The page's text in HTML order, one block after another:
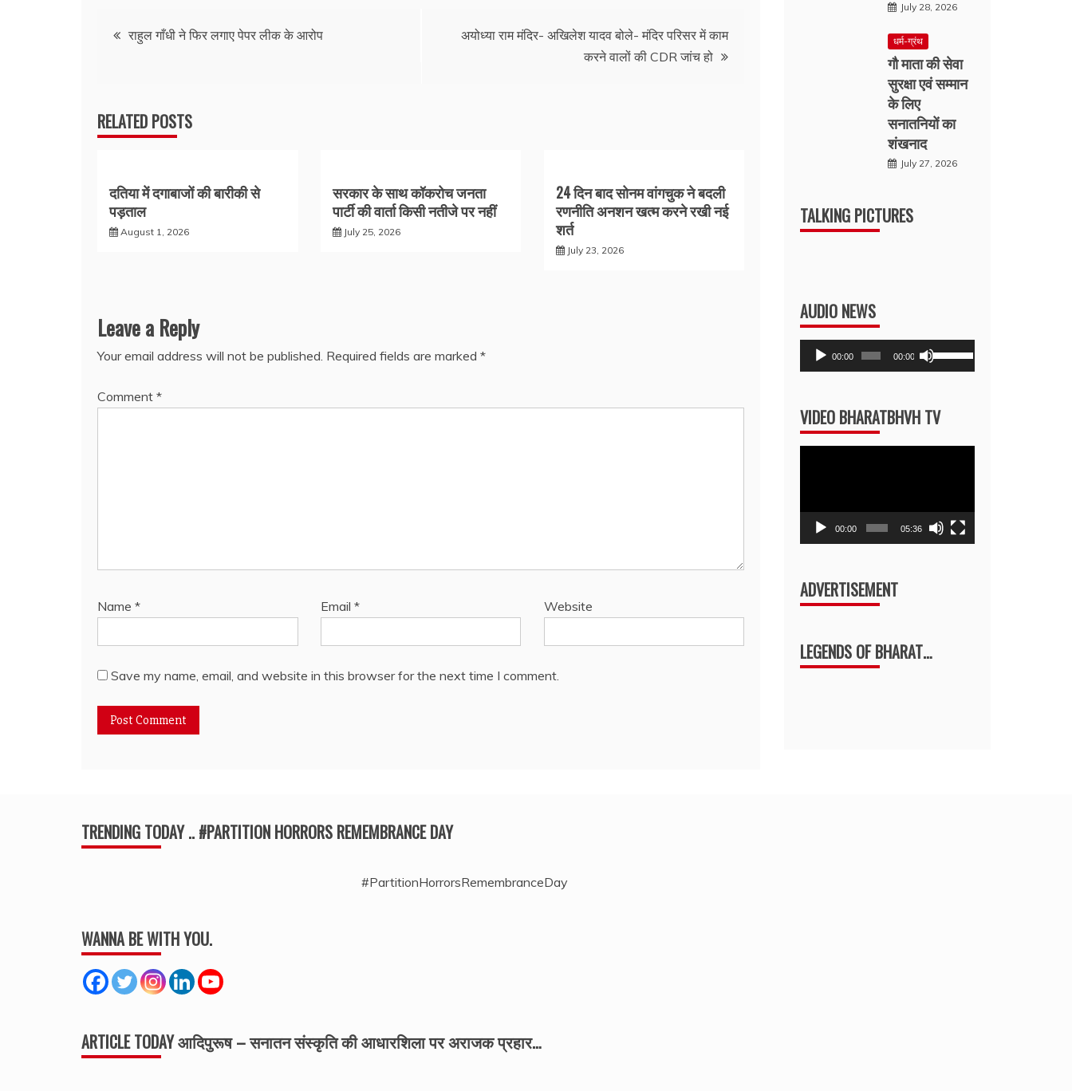
Postराहुल गाँधी ने फिर लगाए पेपर लीक के आरोप
अयोध्या राम मंदिर- अखिलेश यादव बोले- मंदिर परिसर में काम
करने वालों की CDR जांच हो
RELATED POSTS
दतिया में दगाबाजों की बारीकी से
पड़ताल
August 1, 2026
सरकार के साथ कॉकरोच जनता
पार्टी की वार्ता किसी नतीजे पर नहीं
July 25, 2026
24 दिन बाद सोनम वांगचुक ने बदली
रणनीति अनशन खत्म करने रखी नई
शर्त
July 23, 2026
Leave a Reply
Your email address will not be published. Required fields are marked *
Comment *
Name * Email * Website
Save my name, email, and website in this browser for the next time I comment.
July 28, 2026
धर्म-ग्रंथ
गौ माता की सेवा
सुरक्षा एवं सम्मान
के लिए
सनातनियों का
शंखनाद
July 27, 2026
TALKING PICTURES
AUDIO NEWS
Audio
Player
00:00 00:00
Use
Up/Down
keys
volume.
VIDEO BHARATBHVH TV
00:00 05:36
ADVERTISEMENT
LEGENDS OF BHARAT…
TRENDING TODAY .. #PARTITION HORRORS REMEMBRANCE DAY
#PartitionHorrorsRemembranceDay
WANNA BE WITH YOU.
ARTICLE TODAY आदिपुरूष – सनातन संस्कृति की आधारशिला पर अराजक प्रहार…